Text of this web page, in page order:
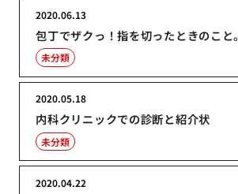
包丁でザクっ！指を切ったときのこと。
2020.06.13
未分類
内科クリニックでの診断と紹介状
2020.05.18
未分類
2020.04.22